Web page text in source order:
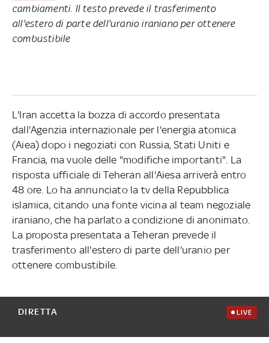
cambiamenti. Il testo prevede il trasferimento
all'estero di parte dell'uranio iraniano per ottenere
combustibile
L'Iran accetta la bozza di accordo presentata
dall'Agenzia internazionale per l'energia atomica
(Aiea) dopo i negoziati con Russia, Stati Uniti e
Francia, ma vuole delle "modifiche importanti". La
risposta ufficiale di Teheran all'Aiesa arriverà entro
48 ore. Lo ha annunciato la tv della Repubblica
islamica, citando una fonte vicina al team negoziale
iraniano, che ha parlato a condizione di anonimato.
La proposta presentata a Teheran prevede il
trasferimento all'estero di parte dell'uranio per
ottenere combustibile.
DIRETTA LIVE